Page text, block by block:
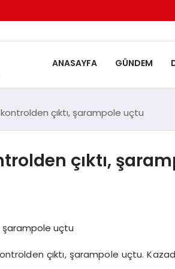
ANASAYFA GÜNDEM
çıktı, şarampole uçtu
çıktı,
çıktı, şarampole uçtu.